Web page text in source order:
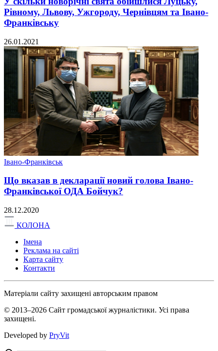
Рівному, Львову, Ужгороду, Чернівцям та Івано-
Франківську
26.01.2021
Івано-Франківськ
Що вказав в декларації новий голова Івано-
Франківської ОДА Бойчук?
28.12.2020
КОЛОНА
Імена
Реклама на сайті
Карта сайту
Контакти
Матеріали сайту захищені авторським правом
© 2013–2026 Сайт громадської журналістики. Усі права
захищені.
Developed by PryVit